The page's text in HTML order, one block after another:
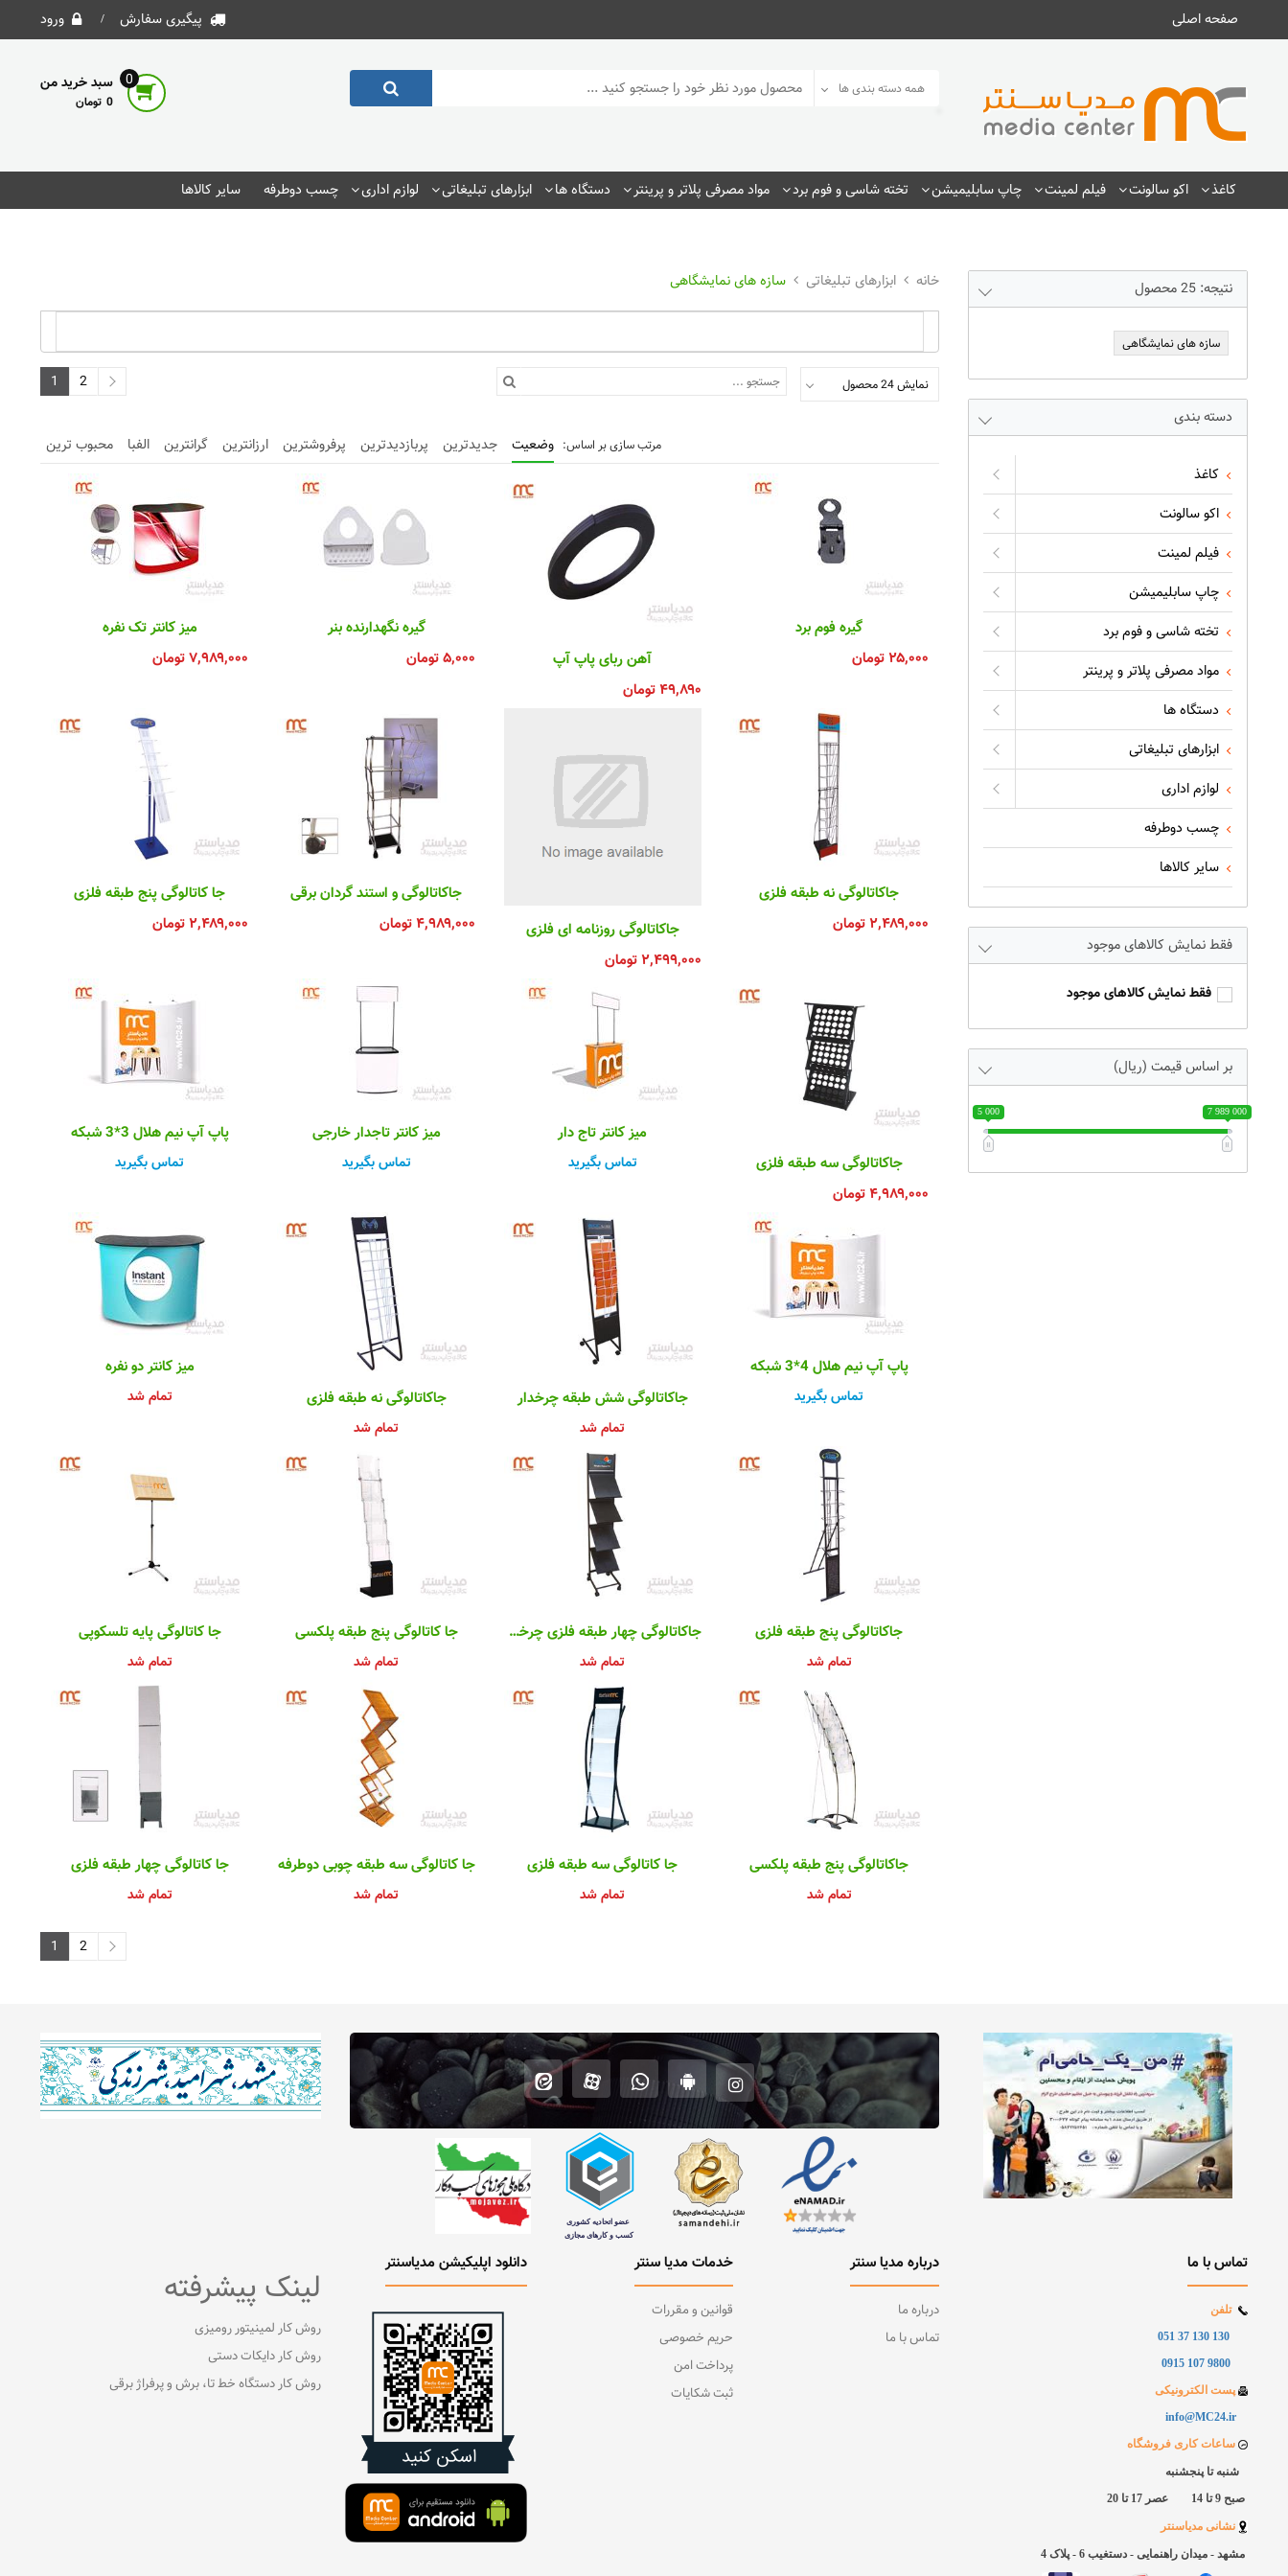
صفحه اصلی پیگیری سفارش ورود
سبد خرید من 0
0
همه دسته بندی ها
کاغذ اکو سالونت فیلم لمینت چاپ سابلیمیشن تخته شاسی و فوم برد مواد مصرفی پلاتر و پرینتر دستگاه ها ابزارهای تبلیغاتی لوازم اداری چسب دوطرفه سایر کالاها
ابزارهای تبلیغاتی سازه های نمایشگاهی
نمایش 24 محصول 1 2
وضعیت جدیدترین پربازدیدترین پرفروشترین ارزانترین گرانترین الفبا محبوب ترین
گیره فوم برد
۲۵,۰۰۰تومان
آهن ربای پاپ آپ
۴۹,۸۹۰تومان
گیره نگهدارنده بنر
۵,۰۰۰تومان
میز کانتر تک نفره
۷,۹۸۹,۰۰۰تومان
جاکاتالوگی نه طبقه فلزی
۲,۴۸۹,۰۰۰تومان
جاکاتالوگی روزنامه ای فلزی
۲,۴۹۹,۰۰۰تومان
جاکاتالوگی و استند گردان برقی
۴,۹۸۹,۰۰۰تومان
جا کاتالوگی پنج طبقه فلزی
۲,۴۸۹,۰۰۰تومان
جاکاتالوگی سه طبقه فلزی
۴,۹۸۹,۰۰۰تومان
میز کانتر تاج دار
تماس بگیرید
میز کانتر تاجدار خارجی
تماس بگیرید
پاپ آپ نیم هلال 3*3 شبکه
تماس بگیرید
پاپ آپ نیم هلال 4*3 شبکه
تماس بگیرید جاکاتالوگی شش طبقه چرخدار
تمام شد
جاکاتالوگی نه طبقه فلزی
تمام شد
میز کانتر دو نفره
تمام شد
جاکاتالوگی پنج طبقه فلزی
تمام شد
جاکاتالوگی چهار طبقه فلزی چرخدار
تمام شد
جا کاتالوگی پنج طبقه پلکسی
تمام شد
جا کاتالوگی پایه تلسکوپی
تمام شد
جاکاتالوگی پنج طبقه پلکسی
تمام شد
جا کاتالوگی سه طبقه فلزی
تمام شد
جا کاتالوگی سه طبقه چوبی دوطرفه
تمام شد
جا کاتالوگی چهار طبقه فلزی
تمام شد
1
2
نتیجه: 25محصول
سازه های نمایشگاهی
دسته بندی
کاغذ
اکو سالونت
فیلم لمینت
چاپ سابلیمیشن
تخته شاسی و فوم برد
مواد مصرفی پلاتر و پرینتر
دستگاه ها
ابزارهای تبلیغاتی
لوازم اداری
چسب دوطرفه
سایر کالاها
فقط نمایش کالاهای موجود
فقط نمایش کالاهای موجود
بر اساس قیمت (ریال)
5 000 7 989 000
درباره مدیا سنتر
درباره ما
تماس با ما
خدمات مدیا سنتر
قوانین و مقررات
حریم خصوصی
پرداخت امن
ثبت شکایات
دانلود اپلیکیشن مدیاسنتر
لینک پیشرفته
روش کار لمینیتور رومیزی
روش کار دایکات دستی
روش کار دستگاه خط تا، برش و پرفراژ برقی
تماس با ما
تلفن
130 130 37 051
9800 107 0915
پست الکترونیکی
info@MC24.ir
ساعات کاری فروشگاه
شنبه تا پنجشنبه
صبح 9 تا 14 عصر 17 تا 20
نشانی مدیاسنتر
مشهد - میدان راهنمایی - دستغیب 6 - پلاک 4